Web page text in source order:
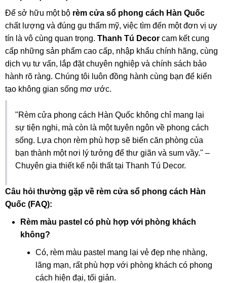
Để sở hữu một bộ rèm cửa sổ phong cách Hàn Quốc
chất lượng và đúng gu thẩm mỹ, việc tìm đến một đơn vị uy
tín là vô cùng quan trọng. Thanh Tú Decor cam kết cung
cấp những sản phẩm cao cấp, nhập khẩu chính hãng, cùng
dịch vụ tư vấn, lắp đặt chuyên nghiệp và chính sách bảo
hành rõ ràng. Chúng tôi luôn đồng hành cùng bạn để kiến
tạo không gian sống mơ ước.
"Rèm cửa phong cách Hàn Quốc không chỉ mang lại
sự tiện nghi, mà còn là một tuyên ngôn về phong cách
sống. Lựa chọn rèm phù hợp sẽ biến căn phòng của
bạn thành một nơi lý tưởng để thư giãn và sum vầy." –
Chuyên gia thiết kế nội thất tại Thanh Tú Decor.
Câu hỏi thường gặp về rèm cửa sổ phong cách Hàn
Quốc (FAQ):
Rèm màu pastel có phù hợp với phòng khách
không?
Có, rèm màu pastel mang lại vẻ đẹp nhẹ nhàng,
lãng mạn, rất phù hợp với phòng khách có phong
cách hiện đại, tối giản.